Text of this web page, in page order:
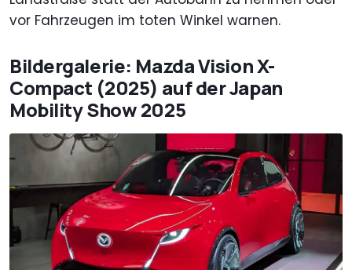
vor Fahrzeugen im toten Winkel warnen.
Bildergalerie: Mazda Vision X-
Compact (2025) auf der Japan
Mobility Show 2025